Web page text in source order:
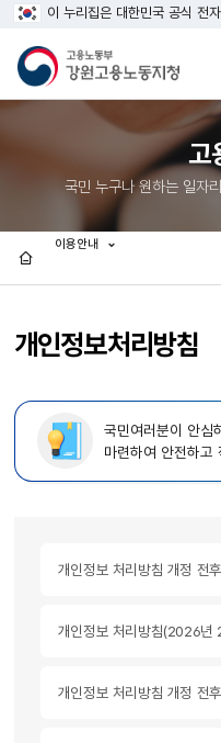
이 누리집은 대한민국 공식 전
고
국민 누구나 원하는 일자
개인정보처리방침
이용안내
국민여러분이 안심
마련하여 안전하고
개인정보 처리방침 개정 전
개인정보 처리방침(2026년
개인정보 처리방침 개정 전